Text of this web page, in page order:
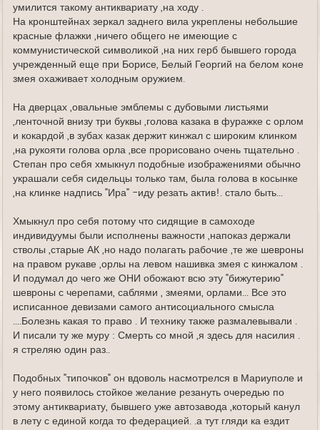
умилится такому антиквариату ,на ходу .
На кронштейнах зеркал заднего вила укреплены небольшие
красные флажки ,ничего общего не имеющие с
коммунистической символикой ,на них герб бывшего города
учрежденный еще при Борисе, Белый Георгий на белом коне
змея охаживает холодным оружием.
На дверцах ,овальные эмблемы с дубовыми листьями
,ленточной внизу три буквы ,голова казака в фуражке с орлом
и кокардой ,в зубах казак держит кинжал с широким клинком
,на рукояти голова орла ,все прорисовано очень тщательно .
Степан про себя хмыкнул подобные изображениями обычно
украшали себя сидельцы только там, была голова в косынке
,на клинке надпись "Ира" -иду резать актив!. стало быть...
Хмыкнул про себя потому что сидящие в самоходе
индивидуумы были исполнены важности ,напоказ держали
стволы ,старые АК ,но надо полагать рабочие ,те же шевроны
на правом рукаве ,орлы на левом нашивка змея с кинжалом .
И подумал до чего же ОНИ обожают всю эту "бижутерию"
шевроны с черепами, саблями , змеями, орлами... Все это
исписанное девизами самого антисоциального смысла
....Болезнь какая то право . И технику также размалевывали .
И писали ту же муру : Смерть со мной ,я здесь для насилия .
я стреляю один раз..
Подобных "типочков" он вдоволь насмотрелся в Мариуполе и
у него появилось стойкое желание резануть очередью по
этому антиквариату, бывшего уже автозавода ,который канул
в лету с единой когда то федерацией. .а тут гляди ка ездит